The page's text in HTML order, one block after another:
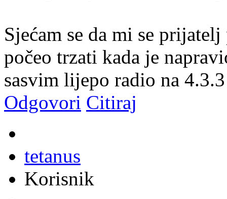
Sjećam se da mi se
počeo trzati kada je
sasvim lijepo radio na 4.3.3
Odgovori Citiraj
tetanus
Korisnik